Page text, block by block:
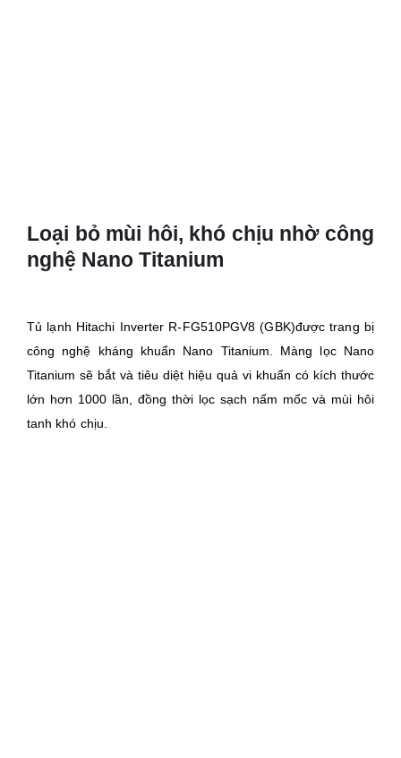
Loại bỏ mùi hôi, khó chịu nhờ công
nghệ Nano Titanium
Tủ lạnh Hitachi Inverter R-FG510PGV8 (GBK)được trang bị
công nghệ kháng khuẩn Nano Titanium. Màng lọc Nano
Titanium sẽ bắt và tiêu diệt hiệu quả vi khuẩn có kích thước
lớn hơn 1000 lần, đồng thời lọc sạch nấm mốc và mùi hôi
tanh khó chịu.